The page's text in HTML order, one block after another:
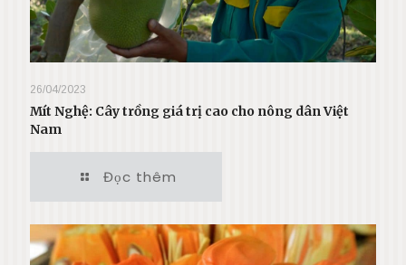
26/04/2023
Mít Nghệ: Cây trồng giá trị cao cho nông dân Việt
Nam
Đọc thêm